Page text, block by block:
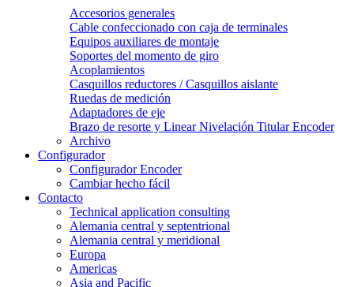
Accesorios generales
Cable confeccionado con caja de terminales
Equipos auxiliares de montaje
Soportes del momento de giro
Acoplamientos
Casquillos reductores / Casquillos aislante
Ruedas de medición
Adaptadores de eje
Brazo de resorte y Linear Nivelación Titular Encoder
Archivo
Configurador
Configurador Encoder
Cambiar hecho fácil
Contacto
Technical application consulting
Alemania central y septentrional
Alemania central y meridional
Europa
Americas
Asia and Pacific